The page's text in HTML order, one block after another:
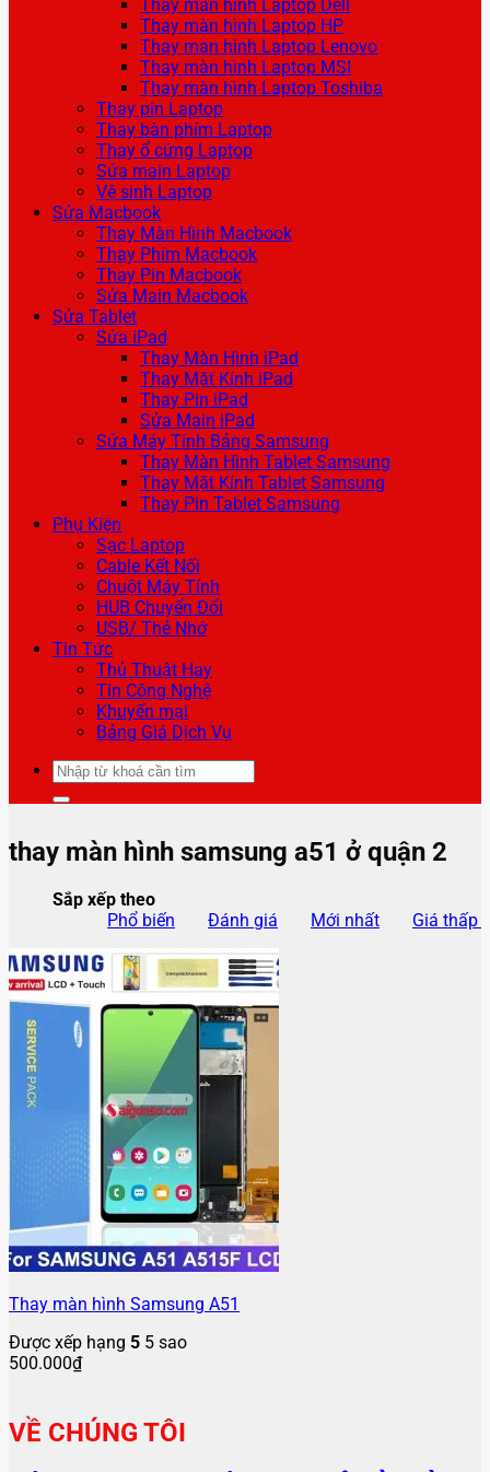
Thay màn hình Laptop Dell
Thay màn hình Laptop HP
Thay màn hình Laptop Lenovo
Thay màn hình Laptop MSI
Thay màn hình Laptop Toshiba
Thay pin Laptop
Thay bàn phím Laptop
Thay ổ cứng Laptop
Sửa main Laptop
Vệ sinh Laptop
Sửa Macbook
Thay Màn Hình Macbook
Thay Phím Macbook
Thay Pin Macbook
Sửa Main Macbook
Sửa Tablet
Sửa iPad
Thay Màn Hình iPad
Thay Mặt Kính iPad
Thay Pin iPad
Sửa Main iPad
Sửa Máy Tính Bảng Samsung
Thay Màn Hình Tablet Samsung
Thay Mặt Kính Tablet Samsung
Thay Pin Tablet Samsung
Phụ Kiện
Sạc Laptop
Cable Kết Nối
Chuột Máy Tính
HUB Chuyển Đổi
USB/ Thẻ Nhớ
Tin Tức
Thủ Thuật Hay
Tin Công Nghệ
Khuyến mại
Bảng Giá Dịch Vụ
Tìm
kiếm:
thay màn hình samsung a51 ở quận 2
Sắp xếp theo
Phổ biến
Đánh giá Mới nhất Giá thấp
Thay màn hình Samsung A51
Được xếp hạng 5 5 sao
500.000₫
VỀ CHÚNG TÔI